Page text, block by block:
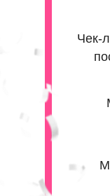
Чек-